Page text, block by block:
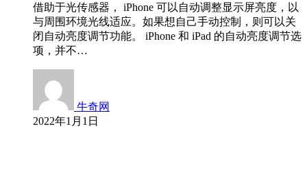
借助于光传感器， iPhone 可以自动调整显示屏亮度，以
与周围环境光线适应。如果想自己手动控制，则可以关
闭自动亮度调节功能。 iPhone 和 iPad 的自动亮度调节选
项，并不…
牛奇网
2022年1月1日